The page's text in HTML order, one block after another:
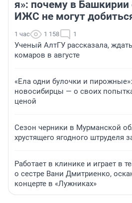
я»: почему в
ИЖС не могут
1 час 1 158 1
Ученый АлтГУ рассказала,
комаров в августе
«Ела одни булочки и
новосибирцы — о своих
ценой
Сезон черники в Мурманской
хрустящего ягодного штруделя
Работает в клинике и играет в
о сестре Вани Дмитриенко,
концерте в «Лужниках»